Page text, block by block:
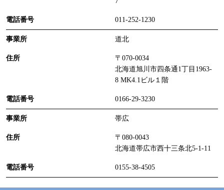
011-252-1230
道北
〒070-0034
北海道旭川市四条通1丁目1963-
8 MK4.1ビル１階
0166-29-3230
帯広
〒080-0043
北海道帯広市西十三条北5-1-11
0155-38-4505